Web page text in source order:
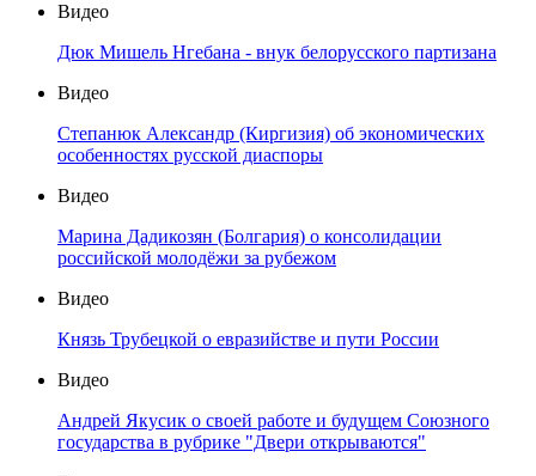
Видео
Дюк Мишель Нгебана - внук белорусского партизана
Видео
Степанюк Александр (Киргизия) об экономических
особенностях русской диаспоры
Видео
Марина Дадикозян (Болгария) о консолидации
российской молодёжи за рубежом
Видео
Князь Трубецкой о евразийстве и пути России
Видео
Андрей Якусик о своей работе и будущем Союзного
государства в рубрике "Двери открываются"